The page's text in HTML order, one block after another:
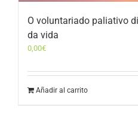
O voluntariado paliativo
da vida
0,00€
Añadir al carrito